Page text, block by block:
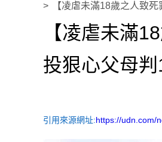
【凌虐未滿18歲之人致
【凌虐未滿
投狠心父母
引用來源網址:https://udn.com/